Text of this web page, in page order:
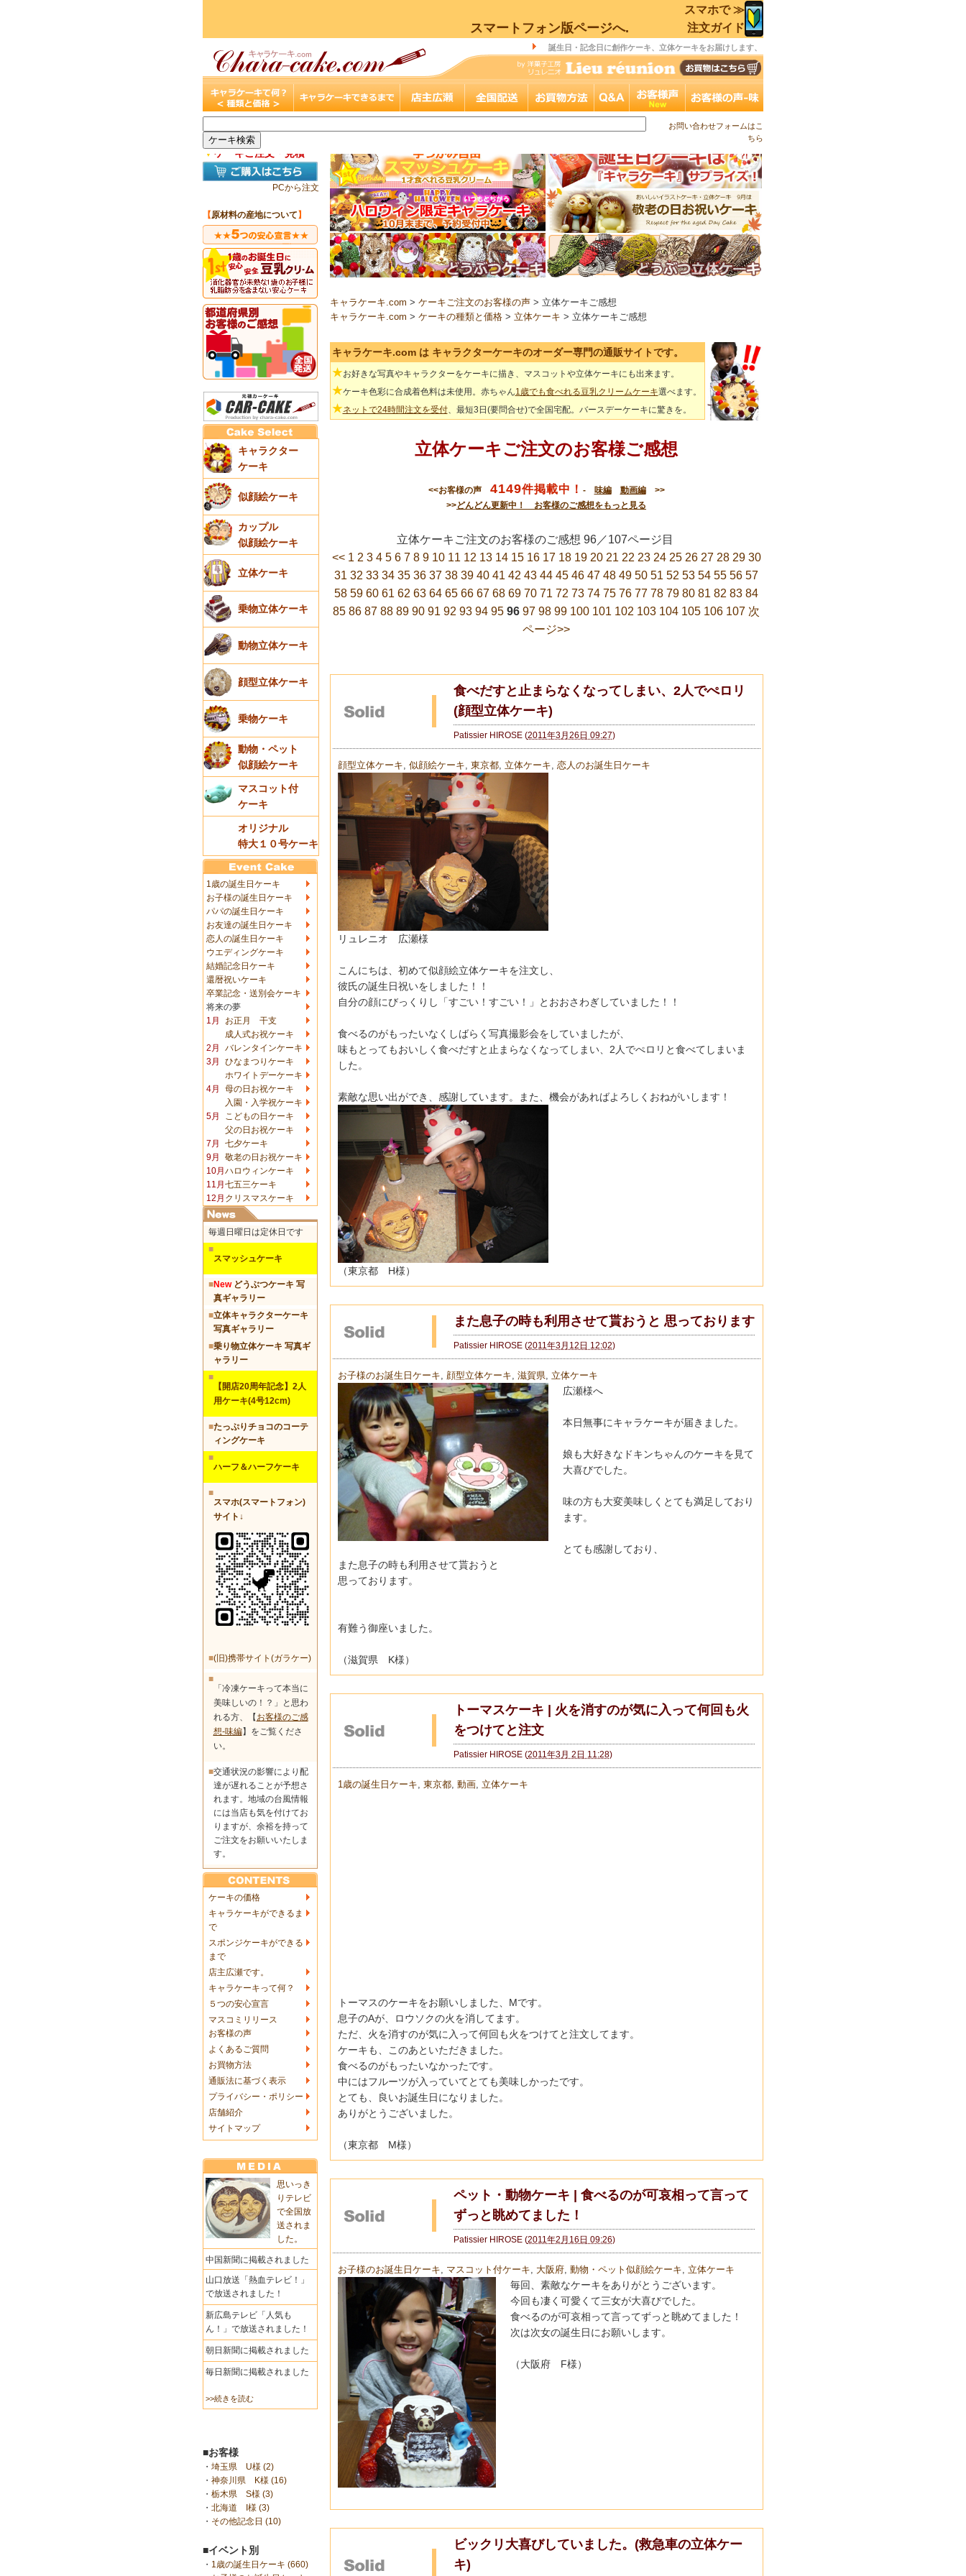
スマートフォン版ページへ.
スマホで ≫
注文ガイド
誕生日・記念日に創作ケーキ、立体ケーキをお届けします、
お問い合わせフォームはこ
ちら
▼ケーキご注文・見積
PCから注文
【原材料の産地について 】
キャラクター
ケーキ
似顔絵ケーキ
カップル
似顔絵ケーキ
立体ケーキ
乗物立体ケーキ
動物立体ケーキ
顔型立体ケーキ
乗物ケーキ
動物・ペット
似顔絵ケーキ
マスコット付
ケーキ
オリジナル
特大１０号ケーキ
1歳の誕生日ケーキ
お子様の誕生日ケーキ
パパの誕生日ケーキ
お友達の誕生日ケーキ
恋人の誕生日ケーキ
ウエディングケーキ
結婚記念日ケーキ
還暦祝いケーキ
卒業記念・送別会ケーキ
将来の夢
1月
お正月 干支
成人式お祝ケーキ
2月
バレンタインケーキ
3月
ひなまつりケーキ
ホワイトデーケーキ
4月
母の日お祝ケーキ
入園・入学祝ケーキ
5月
こどもの日ケーキ
父の日お祝ケーキ
7月
七夕ケーキ
9月
敬老の日お祝ケーキ
10月 ハロウィンケーキ
11月 七五三ケーキ
12月 クリスマスケーキ
毎週日曜日は定休日です
■
スマッシュケーキ
■Newどうぶつケーキ 写
真ギャラリー
■立体キャラクターケーキ
写真ギャラリー
■乗り物立体ケーキ 写真ギ
ャラリー
■
【開店20周年記念】2人
用ケーキ(4号12cm)
■たっぷりチョコのコーテ
ィングケーキ
■
ハーフ＆ハーフケーキ
■
スマホ(スマートフォン)
サイト↓
■(旧)携帯サイト(ガラケー)
■
「冷凍ケーキって本当に
美味しいの！？」と思わ
れる方、【 お客様のご感
想-味編】をご覧くださ
い。
■交通状況の影響により配
達が遅れることが予想さ
れます。地域の台風情報
には当店も気を付けてお
りますが、余裕を持って
ご注文をお願いいたしま
す。
ケーキの価格
キャラケーキができるま
で
スポンジケーキができる
まで
店主広瀬です。
キャラケーキって何？
５つの安心宣言
マスコミリリース
お客様の声
よくあるご質問
お買物方法
通販法に基づく表示
プライバシー・ポリシー
店舗紹介
サイトマップ
思いっき
りテレビ
で全国放
送されま
した。
中国新聞に掲載されました
山口放送「熱血テレビ！」
で放送されました！
新広島テレビ「人気も
ん！」で放送されました！
朝日新聞に掲載されました
毎日新聞に掲載されました
>>続きを読む
■お客様
・ 埼玉県 U様 (2)
・ 神奈川県 K様 (16)
・ 栃木県 S様 (3)
・ 北海道 I様 (3)
・ その他記念日 (10)
■イベント別
・ 1歳の誕生日ケーキ (660)
キャラケーキ.com > ケーキご注文のお客様の声> 立体ケーキご感想
キャラケーキ.com > ケーキの種類と価格> 立体ケーキ > 立体ケーキご感想
キャラケーキ.com は キャラクターケーキのオーダー専門の通販サイトです。
★お好きな写真やキャラクターをケーキに描き、マスコットや立体ケーキにも出来ます。
★ケーキ色彩に合成着色料は未使用。赤ちゃん1歳でも食べれる豆乳クリームケーキ選べます。
★ネットで24時間注文を受付、最短3日(要問合せ)で全国宅配。バースデーケーキに驚きを。
立体ケーキご注文のお客様ご感想
<<お客様の声 4149件掲載中！ - 味編 動画編>>
>>どんどん更新中！ お客様のご感想をもっと見る
立体ケーキご注文のお客様のご感想 96／107ページ目
<< 1 2 3 4 5 6 7 8 9 10 11 12 13 14 15 16 17 18 19 20 21 22 23 24 25 26 27 28 29 30
31 32 33 34 35 36 37 38 39 40 41 42 43 44 45 46 47 48 49 50 51 52 53 54 55 56 57
58 59 60 61 62 63 64 65 66 67 68 69 70 71 72 73 74 75 76 77 78 79 80 81 82 83 84
85 86 87 88 89 90 91 92 93 94 95 96 97 98 99 100 101 102 103 104 105 106 107 次
ページ>>
食べだすと止まらなくなってしまい、2人でぺロリ
(顔型立体ケーキ)
Patissier HIROSE(2011年3月26日 09:27)
顔型立体ケーキ 似顔絵ケーキ 東京都, 立体ケーキ 恋人のお誕生日ケーキ
リュレニオ 広瀬様
こんにちは、初めて似顔絵立体ケーキを注文し、
彼氏の誕生日祝いをしました！！
自分の顔にびっくりし「すごい！すごい！」とおおさわぎしていました！！
食べるのがもったいなくしばらく写真撮影会をしていましたが、
味もとってもおいしく食べだすと止まらなくなってしまい、2人でぺロリと食べてしまいま
した。
素敵な思い出ができ、感謝しています。また、機会があればよろしくおねがいします！
（東京都 H様）
また息子の時も利用させて貰おうと 思っております
Patissier HIROSE(2011年3月12日 12:02)
お子様のお誕生日ケーキ 顔型立体ケーキ 滋賀県, 立体ケーキ
広瀬様へ
本日無事にキャラケーキが届きました。
娘も大好きなドキンちゃんのケーキを見て
大喜びでした。
味の方も大変美味しくとても満足しており
ます。
とても感謝しており、
また息子の時も利用させて貰おうと
思っております。
有難う御座いました。
（滋賀県 K様）
トーマスケーキ | 火を消すのが気に入って何回も火
をつけてと注文
Patissier HIROSE(2011年3月 2日 11:28)
1歳の誕生日ケーキ 東京都, 動画, 立体ケーキ
トーマスのケーキをお願いしました、Mです。
息子のAが、ロウソクの火を消してます。
ただ、火を消すのが気に入って何回も火をつけてと注文してます。
ケーキも、このあといただきました。
食べるのがもったいなかったです。
中にはフルーツが入っていてとても美味しかったです。
とても、良いお誕生日になりました。
ありがとうございました。
（東京都 M様）
ペット・動物ケーキ | 食べるのが可哀相って言って
ずっと眺めてました！
Patissier HIROSE(2011年2月16日 09:26)
お子様のお誕生日ケーキ マスコット付ケーキ 大阪府, 動物・ペット似顔絵ケーキ 立体ケーキ
毎回、素敵なケーキをありがとうございます。
今回も凄く可愛くて三女が大喜びでした。
食べるのが可哀相って言ってずっと眺めてました！
次は次女の誕生日にお願いします。
（大阪府 F様）
ビックリ大喜びしていました。(救急車の立体ケー
キ)